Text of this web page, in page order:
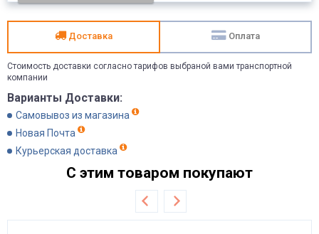
Доставка Оплата
Стоимость доставки согласно тарифов выбраной вами транспортной
компании
Варианты Доставки:
Самовывоз из магазина
Новая Почта
Курьерская доставка
С этим товаром покупают